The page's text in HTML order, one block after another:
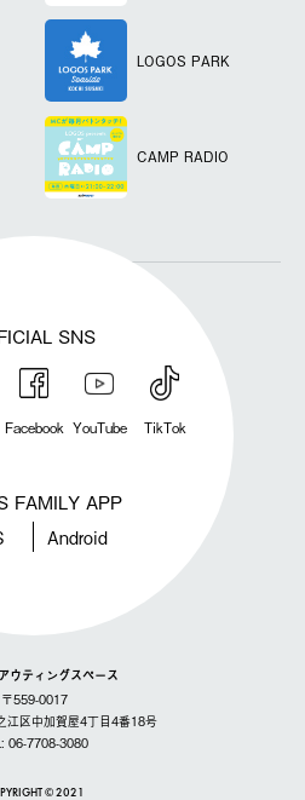
LOGOS PARK
CAMP RADIO
SNS
Facebook YouTube TikTok
FAMILY APP
Android
ウティングスペース
〒559-0017
江区中加賀屋4丁目4番18号
06-7708-3080
© 2021